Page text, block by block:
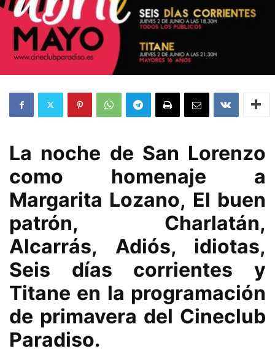
La noche de San Lorenzo
como homenaje a
Margarita Lozano, El buen
patrón, Charlatán,
Alcarrás, Adiós, idiotas,
Seis días corrientes y
Titane en la programación
de primavera del Cineclub
Paradiso.